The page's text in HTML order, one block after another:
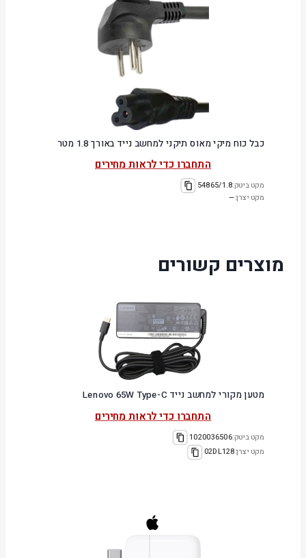
כבל כוח מיקי מאוס תיקני למחשב נייד באורך 1.8 מטר
התחברו כדי לראות מחירים
מקט ביטק:54865/1.8
מקט יצרן:—
מוצרים קשורים
מטען מקורי למחשב נייד Lenovo 65W Type-C
התחברו כדי לראות מחירים
מקט ביטק:1020036506
מקט יצרן:02DL128